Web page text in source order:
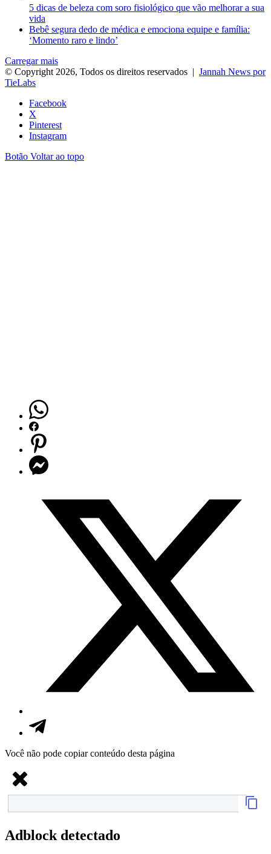
5 dicas de beleza com soro fisiológico que vão melhorar a sua
vida
Bebê segura dedo de médica e emociona equipe e família:
‘Momento raro e lindo’
Carregar mais
© Copyright 2026, Todos os direitos reservados | Jannah News por
TieLabs
Facebook
X
Pinterest
Instagram
Botão Voltar ao topo
Você não pode copiar conteúdo desta página
Adblock detectado